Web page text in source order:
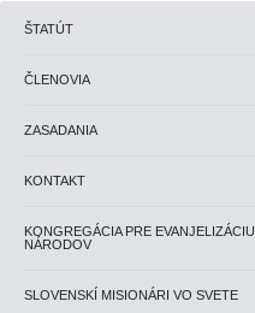
ŠTATÚT
ČLENOVIA
ZASADANIA
KONTAKT
KONGREGÁCIA PRE EVANJELIZÁCIU
NÁRODOV
SLOVENSKÍ MISIONÁRI VO SVETE